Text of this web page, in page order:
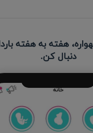
هفته به هفته
دنبال کن.